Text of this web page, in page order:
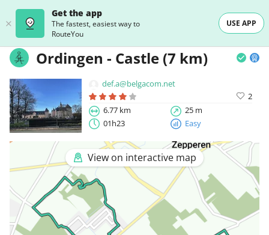
Get the app
The fastest, easiest way to
RouteYou
USE APP
Ordingen - Castle (7 km)
def.a@belgacom.net
2
6.77 km
25 m
01h23
Easy
View on interactive map